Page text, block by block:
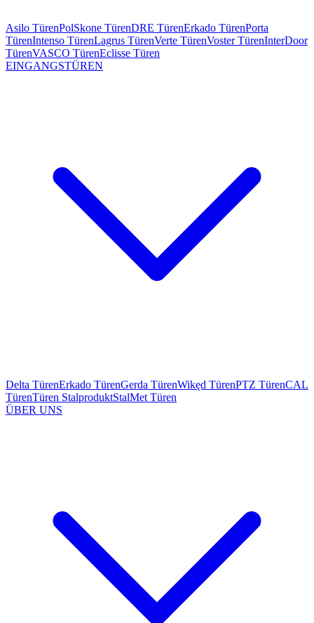
Asilo TürenPolSkone TürenDRE TürenErkado TürenPorta
TürenIntenso TürenLagrus TürenVerte TürenVoster TürenInterDoor
TürenVASCO TürenEclisse Türen
EINGANGSTÜREN
Delta TürenErkado TürenGerda TürenWikęd TürenPTZ TürenCAL
TürenTüren StalproduktStalMet Türen
ÜBER UNS